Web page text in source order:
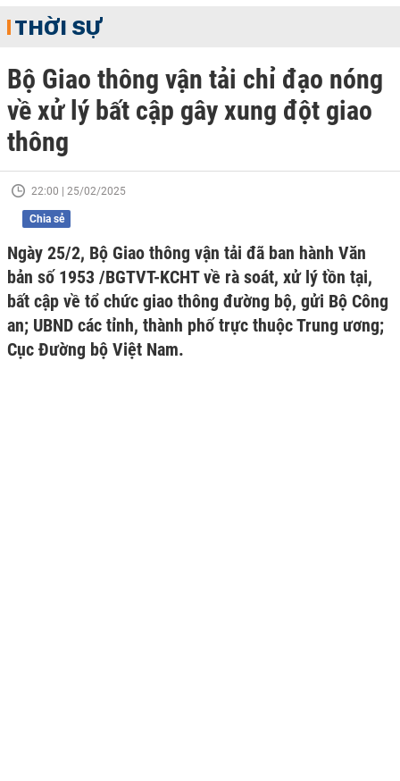
THỜI SỰ
Bộ Giao thông vận tải chỉ đạo nóng
về xử lý bất cập gây xung đột giao
thông
22:00 | 25/02/2025
Chia sẻ
Ngày 25/2, Bộ Giao thông vận tải đã ban hành Văn
bản số 1953 /BGTVT-KCHT về rà soát, xử lý tồn tại,
bất cập về tổ chức giao thông đường bộ, gửi Bộ Công
an; UBND các tỉnh, thành phố trực thuộc Trung ương;
Cục Đường bộ Việt Nam.